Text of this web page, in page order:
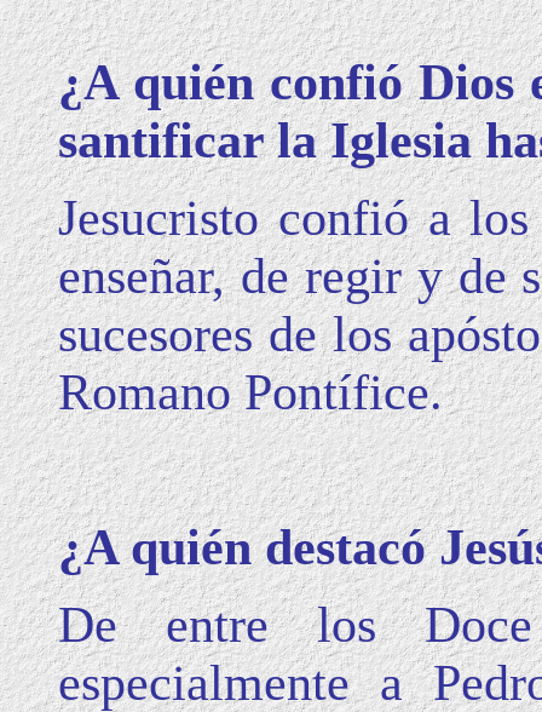
¿A quién confió Dios
santificar la Iglesia
Jesucristo confió a
enseñar, de regir y
sucesores de los
Romano Pontífice.
¿A quién destacó
De entre los Doce
especialmente a